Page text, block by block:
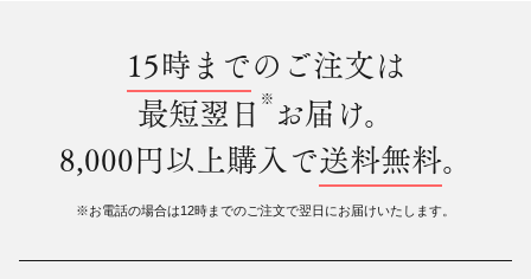
15時までのご注文は
最短翌日 ※ お届け。
8,000円以上購入で送料無料。
※お電話の場合は12時までのご注文で翌日にお届けいたします。